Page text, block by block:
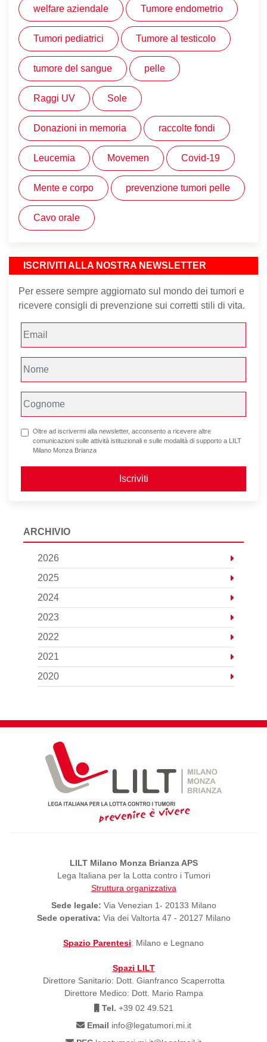
welfare aziendale Tumore endometrio
Tumori pediatrici Tumore al testicolo
tumore del sangue pelle
Raggi UV Sole
Donazioni in memoria raccolte fondi
Leucemia Movemen Covid-19
Mente e corpo prevenzione tumori pelle
Cavo orale
ISCRIVITI ALLA NOSTRA NEWSLETTER
Per essere sempre aggiornato sul mondo dei tumori e
ricevere consigli di prevenzione sui corretti stili di vita.
Oltre ad iscrivermi alla newsletter, acconsento a ricevere altre
comunicazioni sulle attività istituzionali e sulle modalità di supporto a LILT
Milano Monza Brianza
Iscriviti
ARCHIVIO
2026
2025
2024
2023
2022
2021
2020
LILT Milano Monza Brianza APS
Lega Italiana per la Lotta contro i Tumori
Struttura organizzativa
Sede legale: Via Venezian 1- 20133 Milano
Sede operativa: Via dei Valtorta 47 - 20127 Milano
Spazio Parentesi: Milano e Legnano
Spazi LILT
Direttore Sanitario: Dott. Gianfranco Scaperrotta
Direttore Medico: Dott. Mario Rampa
Tel. +39 02 49.521
Email info@legatumori.mi.it